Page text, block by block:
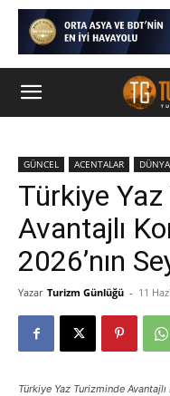
GÜNCEL ACENTALAR
Türkiye
Avantajlı
2026’nın
Yazar Turizm Günlüğü - 11
Türkiye Yaz Turizminde